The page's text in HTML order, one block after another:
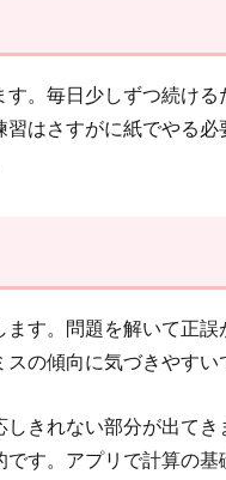
。毎日少しずつ続ける
はさすがに紙でやる
す。問題を解いて正
の傾向に気づきやすい
きれない部分が出て
す。アプリで計算の基